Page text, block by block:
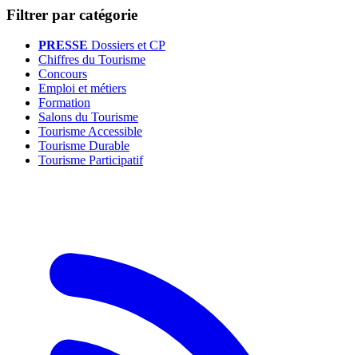
Filtrer par catégorie
PRESSE Dossiers et CP
Chiffres du Tourisme
Concours
Emploi et métiers
Formation
Salons du Tourisme
Tourisme Accessible
Tourisme Durable
Tourisme Participatif